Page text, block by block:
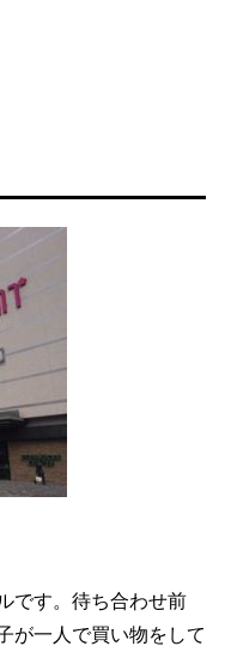
です。待ち合わせ前
が一人で買い物をして